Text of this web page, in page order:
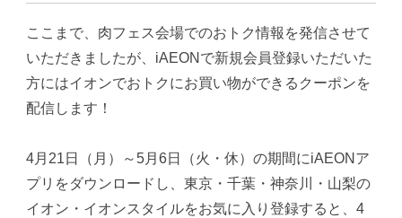
ここまで、肉フェス会場でのおトク情報を発信させて
いただきましたが、iAEONで新規会員登録いただいた
方にはイオンでおトクにお買い物ができるクーポンを
配信します！
4月21日（月）～5月6日（火・休）の期間にiAEONア
プリをダウンロードし、東京・千葉・神奈川・山梨の
イオン・イオンスタイルをお気に入り登録すると、4